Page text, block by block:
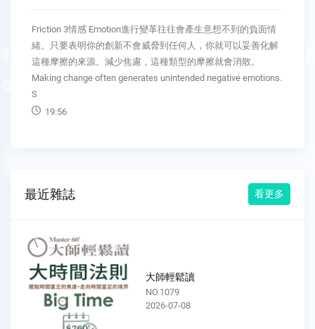
Previous
Friction 4反彈 Reactance反彈是人類抗拒改變的心理衝動。降
低反彈的一個好方法是確保人們不會感到有壓力要改變，反而
對你的創新建立起真正的興趣，並燃起人們的欲望，想看看新
點子有多厲害。Reactance is the human impulse to resist
being chan
20:00
最近雜誌 看更多
大師輕鬆讀
NO.1078
2026-07-01